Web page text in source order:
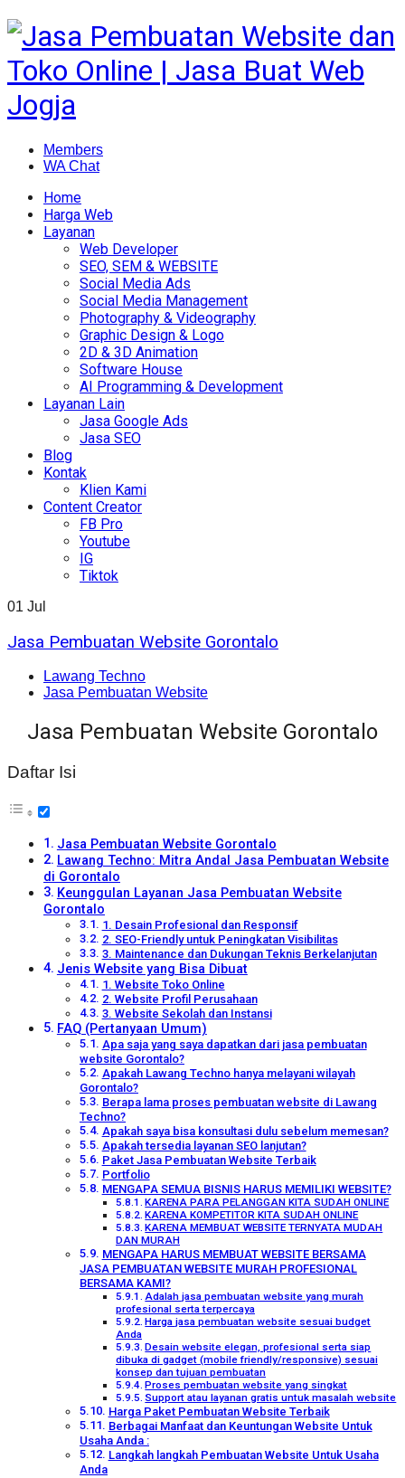
Members
WA Chat
Home
Harga Web
Layanan
Web Developer
SEO, SEM & WEBSITE
Social Media Ads
Social Media Management
Photography & Videography
Graphic Design & Logo
2D & 3D Animation
Software House
AI Programming & Development
Layanan Lain
Jasa Google Ads
Jasa SEO
Blog
Kontak
Klien Kami
Content Creator
FB Pro
Youtube
IG
Tiktok
01 Jul
Jasa Pembuatan Website Gorontalo
Lawang Techno
Jasa Pembuatan Website
Jasa Pembuatan Website Gorontalo
Daftar Isi
Jasa Pembuatan Website Gorontalo
Lawang Techno: Mitra Andal Jasa Pembuatan Website
di Gorontalo
Keunggulan Layanan Jasa Pembuatan Website
Gorontalo
1. Desain Profesional dan Responsif
2. SEO-Friendly untuk Peningkatan Visibilitas
3. Maintenance dan Dukungan Teknis Berkelanjutan
Jenis Website yang Bisa Dibuat
1. Website Toko Online
2. Website Profil Perusahaan
3. Website Sekolah dan Instansi
FAQ (Pertanyaan Umum)
Apa saja yang saya dapatkan dari jasa pembuatan
website Gorontalo?
Apakah Lawang Techno hanya melayani wilayah
Gorontalo?
Berapa lama proses pembuatan website di Lawang
Techno?
Apakah saya bisa konsultasi dulu sebelum memesan?
Apakah tersedia layanan SEO lanjutan?
Paket Jasa Pembuatan Website Terbaik
Portfolio
MENGAPA SEMUA BISNIS HARUS MEMILIKI WEBSITE?
KARENA PARA PELANGGAN KITA SUDAH ONLINE
KARENA KOMPETITOR KITA SUDAH ONLINE
KARENA MEMBUAT WEBSITE TERNYATA MUDAH
DAN MURAH
MENGAPA HARUS MEMBUAT WEBSITE BERSAMA
JASA PEMBUATAN WEBSITE MURAH PROFESIONAL
BERSAMA KAMI?
Adalah jasa pembuatan website yang murah
profesional serta terpercaya
Harga jasa pembuatan website sesuai budget
Anda
Desain website elegan, profesional serta siap
dibuka di gadget (mobile friendly/responsive) sesuai
konsep dan tujuan pembuatan
Proses pembuatan website yang singkat
Support atau layanan gratis untuk masalah website
Harga Paket Pembuatan Website Terbaik
Berbagai Manfaat dan Keuntungan Website Untuk
Usaha Anda :
Langkah langkah Pembuatan Website Untuk Usaha
Anda